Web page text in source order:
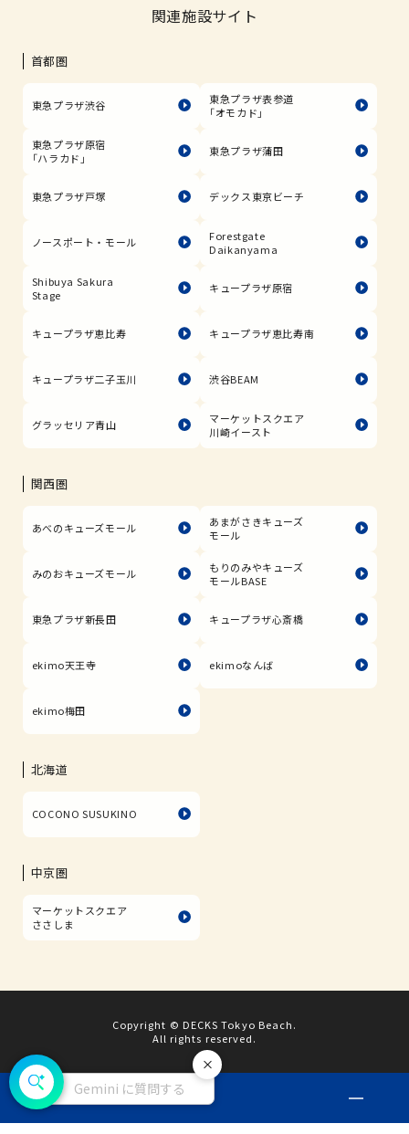
お店のSNSをCHECK!
Gemini に質問する
閉じる
関連施設サイト
首都圏
東急プラザ渋谷
東急プラザ表参道
「オモカド」
東急プラザ原宿
「ハラカド」
東急プラザ蒲田
東急プラザ戸塚 デックス東京ビーチ
ノースポート・モール
Forestgate
Daikanyama
Shibuya Sakura
Stage
キュープラザ原宿
キュープラザ恵比寿 キュープラザ恵比寿南
キュープラザ二子玉川 渋谷BEAM
グラッセリア青山
マーケットスクエア
川崎イースト
関西圏
あべのキューズモール
あまがさきキューズ
モール
みのおキューズモール
もりのみやキューズ
モールBASE
東急プラザ新長田 キュープラザ心斎橋
ekimo天王寺 ekimoなんば
ekimo梅田
北海道
COCONO SUSUKINO
中京圏
マーケットスクエア
ささしま
Copyright © DECKS Tokyo Beach.
All rights reserved.